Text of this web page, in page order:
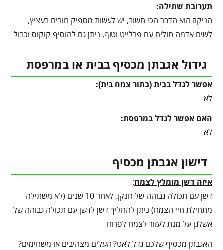
תערובת שתילה:
הניקוז הוא הדבר הכי חשוב, יש לעשות מספיק חורים בעציץ,
לשים אדמה חולים עם פרלייט וטוף, ניתן גם להוסיף קוקוס וכבול
גידול אגבתן מכסיף בבית או במרפסת
אפשר לגדל בבית (בתור צמח בית):
לא
האם אפשר לגדל במרפסת:
לא
דישון אגבתן מכסיף
איזה דשן מומלץ לצמח:
דשן עם תכולה גבוהה של חנקן, לאחר 10 שנים (לא משתילה
מתחילת חיי הצמח) ניתן להחליף דשן לדשן עם תכולה גבוהה של
אשלגן על מנת לעזור לצמח לפרוח
האגבתן מכסיף שלכם גדל לאט? העלים מצהיבים או משחימים?